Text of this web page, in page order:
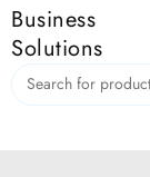
Business
Solutions